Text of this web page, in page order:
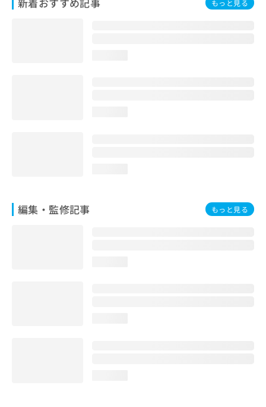
もっと見る
編集・監修記事 もっと見る
お